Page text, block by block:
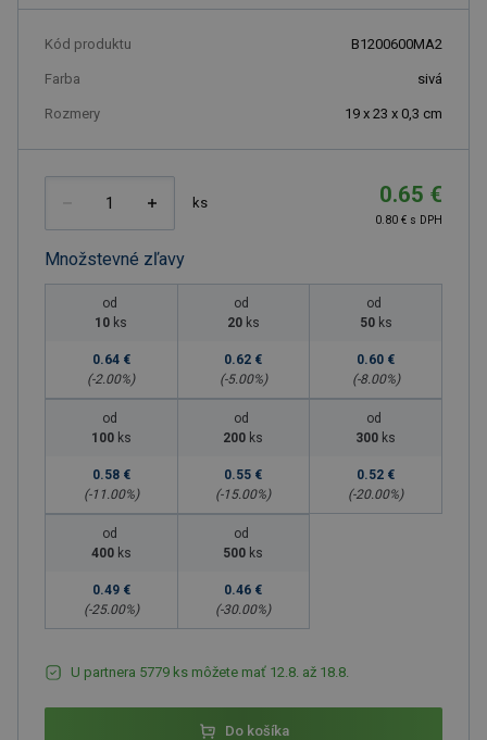
Kód produktu B1200600MA2
Farba sivá
Rozmery 19 x 23 x 0,3 cm
ks 0.65 €
0.80 € s DPH
Množstevné zľavy
od
10 ks
0.64 €
(-2.00%)
od
20 ks
0.62 €
(-5.00%)
od
50 ks
0.60 €
(-8.00%)
od
100 ks
0.58 €
(-11.00%)
od
200 ks
0.55 €
(-15.00%)
od
300 ks
0.52 €
(-20.00%)
od
400 ks
0.49 €
(-25.00%)
od
500 ks
0.46 €
(-30.00%)
U partnera 5779 ks môžete mať 12.8. až 18.8.
Do košíka